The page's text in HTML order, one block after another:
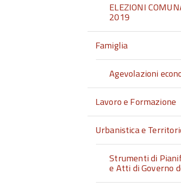
ELEZIONI
2019
Famiglia
Agevolazioni
Lavoro e Formazione
Urbanistica e
Strumenti di
e Atti di Governo